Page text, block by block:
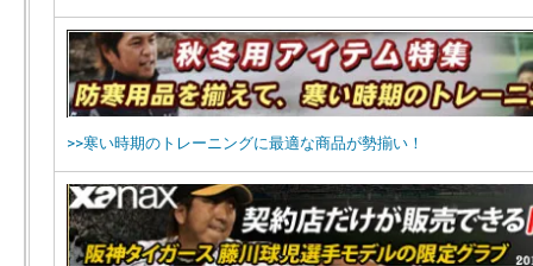
>>寒い時期のトレーニングに最適な商品が勢揃い！